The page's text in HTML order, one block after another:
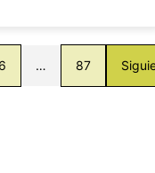
6 … 87